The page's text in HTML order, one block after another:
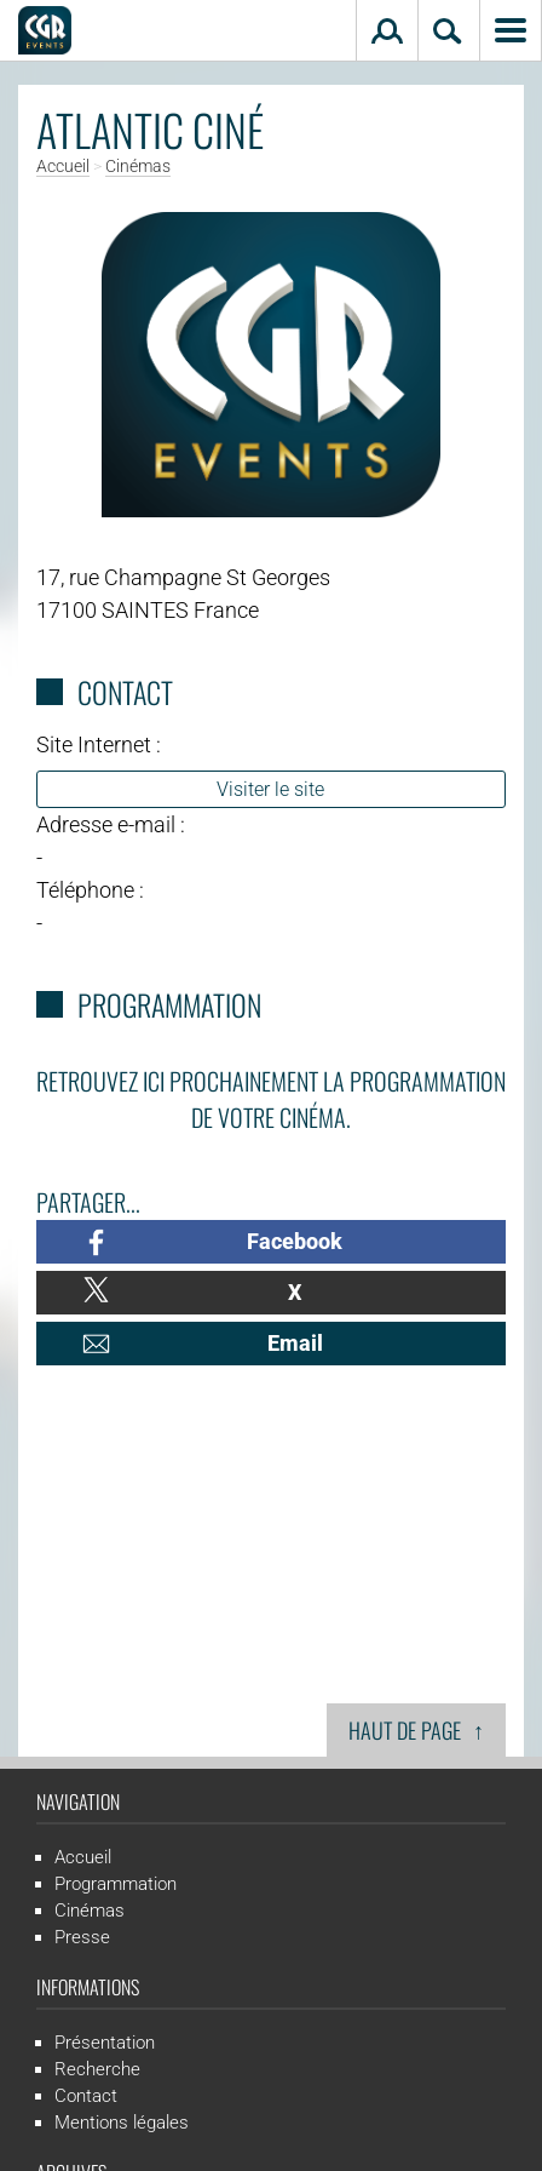
ATLANTIC CINÉ
Accueil > Cinémas
17, rue Champagne St Georges
17100 SAINTES France
CONTACT
Site Internet :
Visiter le site
Adresse e-mail :
-
Téléphone :
-
PROGRAMMATION
RETROUVEZ ICI PROCHAINEMENT LA PROGRAMMATION
DE VOTRE CINÉMA.
PARTAGER...
Facebook
X
Email
HAUT DE PAGE ↑
NAVIGATION
Accueil
Programmation
Cinémas
Presse
INFORMATIONS
Présentation
Recherche
Contact
Mentions légales